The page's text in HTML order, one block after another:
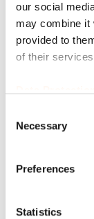
our social
may combine it
provided to
of their
Selection
Necessary
Preferences
Statistics
Bitte beachten
und die
Benutzern
Produktdetails
Mehr